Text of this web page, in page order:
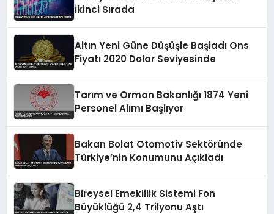
İkinci Sırada
Altın Yeni Güne Düşüşle Başladı Ons
Fiyatı 2020 Dolar Seviyesinde
Tarım ve Orman Bakanlığı 1874 Yeni
Personel Alımı Başlıyor
Bakan Bolat Otomotiv Sektöründe
Türkiye’nin Konumunu Açıkladı
Bireysel Emeklilik Sistemi Fon
Büyüklüğü 2,4 Trilyonu Aştı